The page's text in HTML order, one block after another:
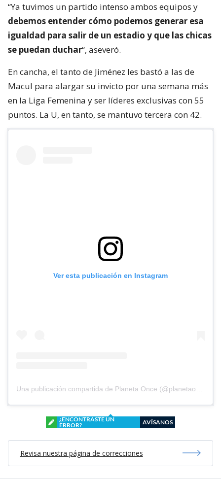
“Ya tuvimos un partido intenso ambos equipos y
debemos entender cómo podemos generar esa
igualdad para salir de un estadio y que las chicas
se puedan duchar“, aseveró.
En cancha, el tanto de Jiménez les bastó a las de
Macul para alargar su invicto por una semana más
en la Liga Femenina y ser líderes exclusivas con 55
puntos. La U, en tanto, se mantuvo tercera con 42.
Ver esta publicación en Instagram
¿ENCONTRASTE UN
ERROR?
AVÍSANOS
Revisa nuestra página de correcciones